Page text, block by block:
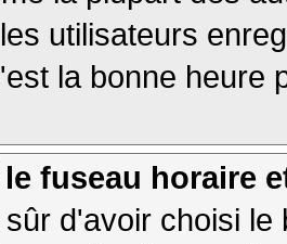
utilisateurs
la bonne heure
fuseau horaire
d'avoir choisi